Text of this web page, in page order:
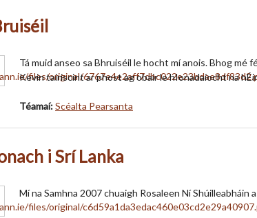
Tá muid anseo sa Bhruiséil le hocht mí anois. Bhog mé
Kevin tairiscint ar phost ag obair le hIonadaíocht na
Téamaí:Scéalta Pearsanta
i Srí Lanka
Mí na Samhna 2007 chuaigh Rosaleen Ní Shúilleabháin